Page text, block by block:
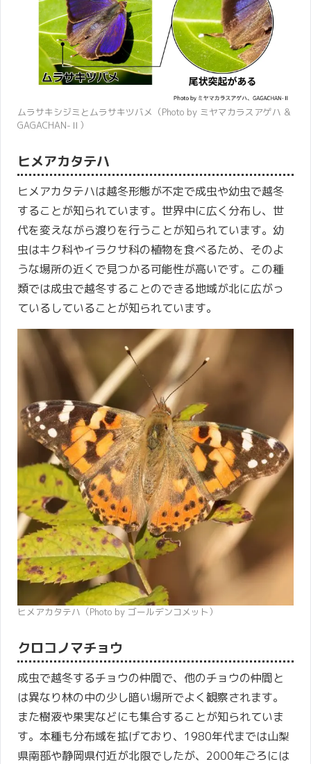
ムラサキシジミとムラサキツバメ（Photo by ミヤマカラスアゲハ &
GAGACHAN-Ⅱ）
ヒメアカタテハ
ヒメアカタテハは越冬形態が不定で成虫や幼虫で越冬
することが知られています。世界中に広く分布し、世
代を変えながら渡りを行うことが知られています。幼
虫はキク科やイラクサ科の植物を食べるため、そのよ
うな場所の近くで見つかる可能性が高いです。この種
類では成虫で越冬することのできる地域が北に広がっ
ているしていることが知られています。
ヒメアカタテハ（Photo by ゴールデンコメット）
クロコノマチョウ
成虫で越冬するチョウの仲間で、他のチョウの仲間と
は異なり林の中の少し暗い場所でよく観察されます。
また樹液や果実などにも集合することが知られていま
す。本種も分布域を拡げており、1980年代までは山梨
県南部や静岡県付近が北限でしたが、2000年ごろには